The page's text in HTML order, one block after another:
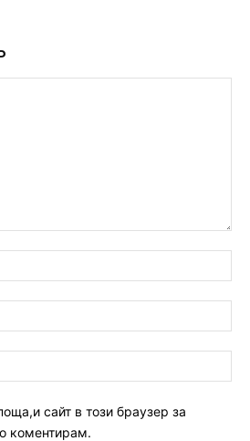
сайт в този браузер за
коментирам.